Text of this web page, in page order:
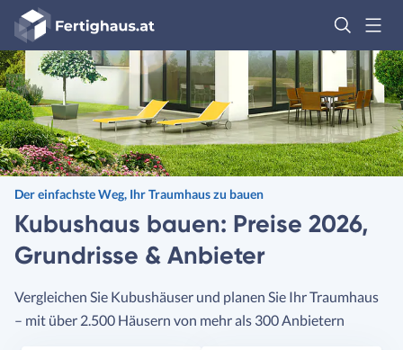
Fertighaus
Logo
Anmelden
Der einfachste Weg, Ihr Traumhaus zu bauen
Kubushaus bauen: Preise 2026,
Grundrisse & Anbieter
Vergleichen Sie Kubushäuser und planen Sie Ihr Traumhaus
– mit über 2.500 Häusern von mehr als 300 Anbietern